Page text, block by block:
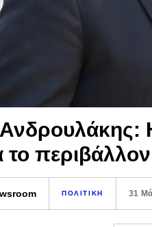
το
ΠΟΛΙΤΙΚΗ 31